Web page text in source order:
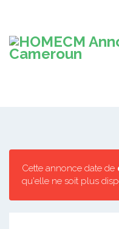
Cette annonce date de
qu'elle ne soit plus